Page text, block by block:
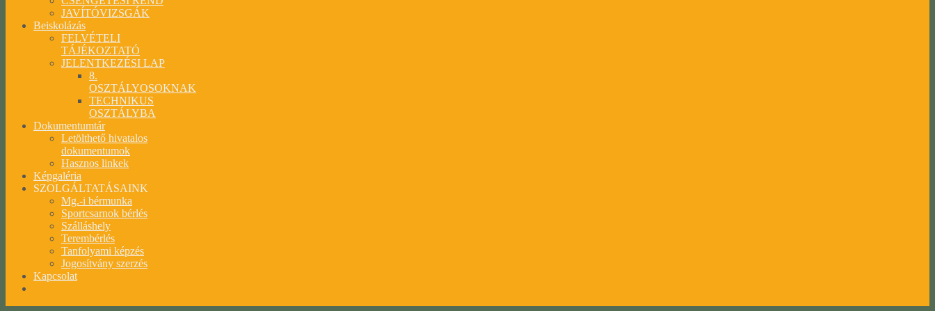
JAVÍTÓVIZSGÁK
Beiskolázás
FELVÉTELI
TÁJÉKOZTATÓ
JELENTKEZÉSI LAP
8.
OSZTÁLYOSOKNAK
TECHNIKUS
OSZTÁLYBA
Dokumentumtár
Letölthető hivatalos
dokumentumok
Hasznos linkek
Képgaléria
SZOLGÁLTATÁSAINK
Mg.-i bérmunka
Sportcsarnok bérlés
Szálláshely
Terembérlés
Tanfolyami képzés
Jogosítvány szerzés
Kapcsolat